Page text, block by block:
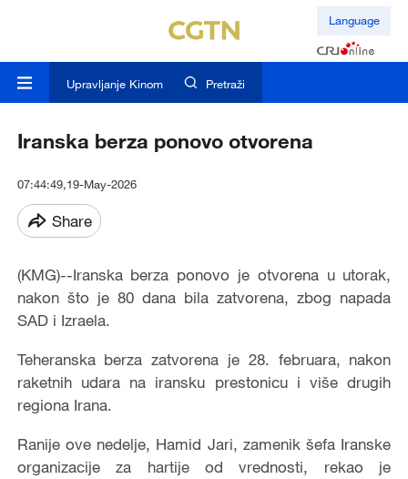
Language
Upravljanje Kinom Pretraži
Iranska berza ponovo otvorena
07:44:49,19-May-2026
Share
(KMG)--Iranska berza ponovo je otvorena u utorak,
nakon što je 80 dana bila zatvorena, zbog napada
SAD i Izraela.
Teheranska berza zatvorena je 28. februara, nakon
raketnih udara na iransku prestonicu i više drugih
regiona Irana.
Ranije ove nedelje, Hamid Jari, zamenik šefa Iranske
organizacije za hartije od vrednosti, rekao je